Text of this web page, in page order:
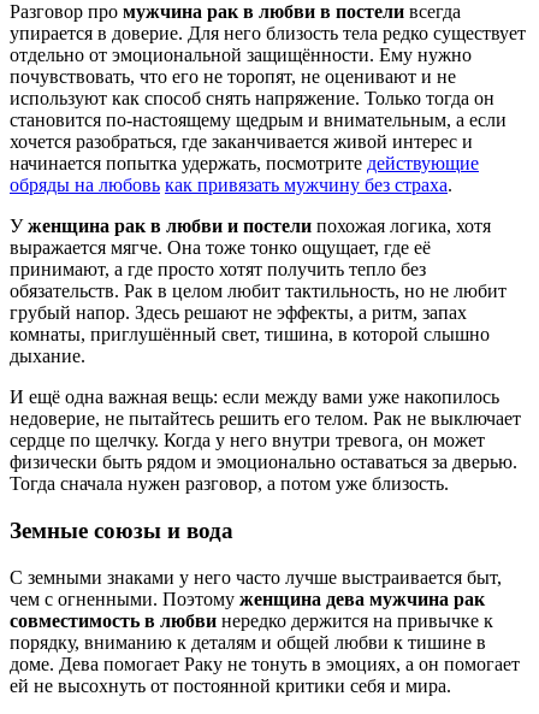
Разговор про мужчина рак в любви в постели всегда
упирается в доверие. Для него близость тела редко существует
отдельно от эмоциональной защищённости. Ему нужно
почувствовать, что его не торопят, не оценивают и не
используют как способ снять напряжение. Только тогда он
становится по-настоящему щедрым и внимательным, а если
хочется разобраться, где заканчивается живой интерес и
начинается попытка удержать, посмотрите действующие
обряды на любовь как привязать мужчину без страха.
Уженщина рак в любви и постели похожая логика, хотя
выражается мягче. Она тоже тонко ощущает, где её
принимают, а где просто хотят получить тепло без
обязательств. Рак в целом любит тактильность, но не любит
грубый напор. Здесь решают не эффекты, а ритм, запах
комнаты, приглушённый свет, тишина, в которой слышно
дыхание.
И ещё одна важная вещь: если между вами уже накопилось
недоверие, не пытайтесь решить его телом. Рак не выключает
сердце по щелчку. Когда у него внутри тревога, он может
физически быть рядом и эмоционально оставаться за дверью.
Тогда сначала нужен разговор, а потом уже близость.
Земные союзы и вода
С земными знаками у него часто лучше выстраивается быт,
чем с огненными. Поэтому женщина дева мужчина рак
совместимость в любви нередко держится на привычке к
порядку, вниманию к деталям и общей любви к тишине в
доме. Дева помогает Раку не тонуть в эмоциях, а он помогает
ей не высохнуть от постоянной критики себя и мира.